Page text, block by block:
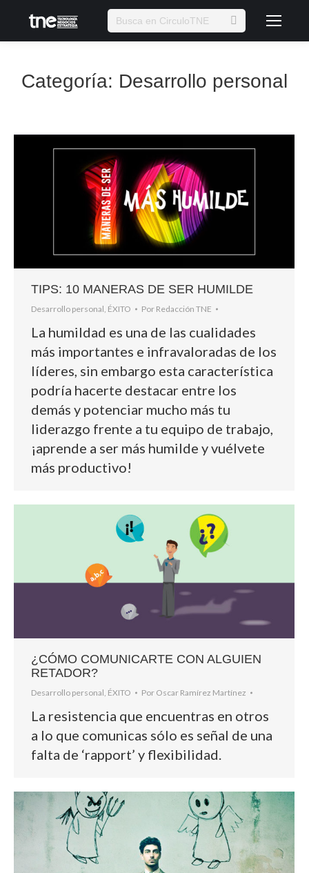
Buscar:
Categoría: Desarrollo personal
TIPS: 10 MANERAS DE SER HUMILDE
Desarrollo personal, ÉXITO Por Redacción TNE
La humildad es una de las cualidades
más importantes e infravaloradas de los
líderes, sin embargo esta característica
podría hacerte destacar entre los
demás y potenciar mucho más tu
liderazgo frente a tu equipo de trabajo,
¡aprende a ser más humilde y vuélvete
más productivo!
¿CÓMO COMUNICARTE CON ALGUIEN
RETADOR?
Desarrollo personal, ÉXITO Por Oscar Ramírez Martínez
La resistencia que encuentras en otros
a lo que comunicas sólo es señal de una
falta de ‘rapport’ y flexibilidad.